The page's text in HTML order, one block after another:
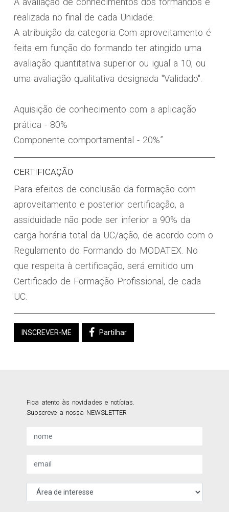
realizada no final de cada Unidade.
A atribuição da categoria Com aproveitamento é
feita em função do formando ter atingido uma
avaliação quantitativa superior ou igual a 10, ou
uma avaliação qualitativa designada "Validado".
Aquisição de conhecimento com a aplicação
prática - 80%
Componente comportamental - 20%”
CERTIFICAÇÃO
Para efeitos de conclusão da formação com
aproveitamento e posterior certificação, a
assiduidade não pode ser inferior a 90% da
carga horária total da UC/ação, de acordo com o
Regulamento do Formando do MODATEX. No
que respeita à certificação, será emitido um
Certificado de Formação Profissional, de cada
UC.
INSCREVER-ME Partilhar
Fica atento às novidades e notícias.
Subscreve a nossa NEWSLETTER